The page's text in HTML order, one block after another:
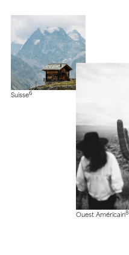
Suisse6
Ouest Américain8